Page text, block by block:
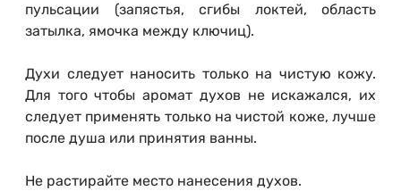
пульсации (запястья, сгибы локтей, область
затылка, ямочка между ключиц).
Духи следует наносить только на чистую кожу.
Для того чтобы аромат духов не искажался, их
следует применять только на чистой коже, лучше
после душа или принятия ванны.
Не растирайте место нанесения духов.